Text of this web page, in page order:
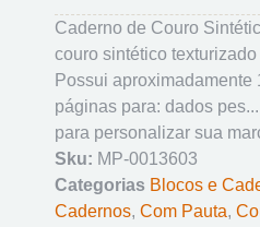
Caderno de Couro
couro sintético
Possui
páginas para: dados
para personalizar sua
Sku: MP-0013603
Categorias Blocos e
Cadernos, Com Pauta,